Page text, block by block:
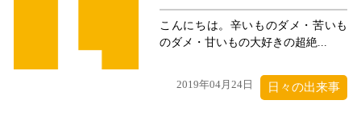
こんにちは。辛いものダメ・苦いも
のダメ・甘いもの大好きの超絶...
2019年04月24日 日々の出来事